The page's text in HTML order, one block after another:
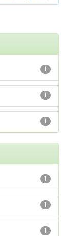
1
1
1
1
1
1